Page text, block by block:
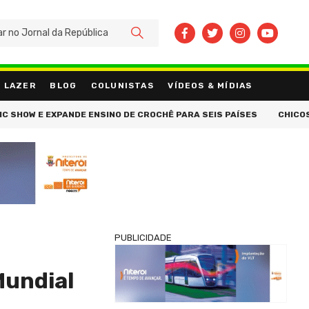
LAZER BLOG COLUNISTAS VÍDEOS & MÍDIAS
EXPANDE ENSINO DE CROCHÊ PARA SEIS PAÍSES CHICOSA
BUSCAR
PUBLICIDADE